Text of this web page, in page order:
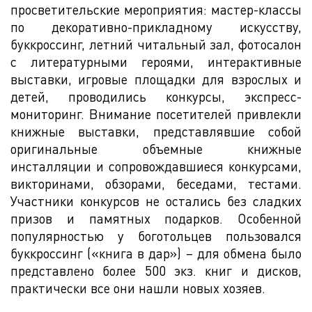
просветительские мероприятия: мастер-классы
по декоративно-прикладному искусству,
буккроссинг, летний читальный зал, фотосалон
с литературными героями, интерактивные
выставки, игровые площадки для взрослых и
детей, проводились конкурсы, экспресс-
мониторинг. Внимание посетителей привлекли
книжные выставки, представлявшие собой
оригинальные объемные книжные
инсталляции и сопровождавшиеся конкурсами,
викторинами, обзорами, беседами, тестами.
Участники конкурсов не остались без сладких
призов и памятных подарков. Особенной
популярностью у боготольцев пользовался
буккроссинг («книга в дар») – для обмена было
представлено более 500 экз. книг и дисков,
практически все они нашли новых хозяев.